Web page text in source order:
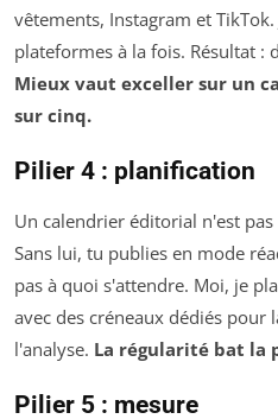
vêtements, Instagram et
plateformes à la fois. Résultat
Mieux vaut exceller sur un
sur cinq.
Pilier 4 : planification
Un calendrier éditorial n'est
Sans lui, tu publies en mode
pas à quoi s'attendre. Moi, je
avec des créneaux dédiés
l'analyse. La régularité bat la
Pilier 5 : mesure